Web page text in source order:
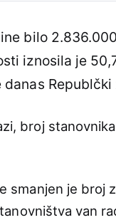
bilo
iznosila je
broj
je broj
van